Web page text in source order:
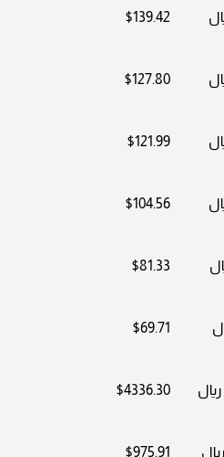
$139.42
$127.80
$121.99
$104.56
$81.33
$69.71
$4336.30
$975.91